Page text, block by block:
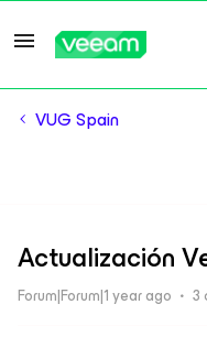
VUG Spain
Actualización
Forum|Forum|1 year ago 3